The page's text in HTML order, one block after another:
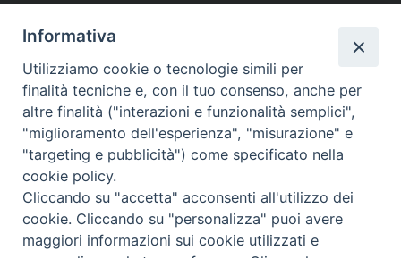
MODULISTICA
WEBMAIL
RENDICONTO 8X1000
Informativa
Utilizziamo cookie o tecnologie simili per
finalità tecniche e, con il tuo consenso, anche per
altre finalità ("interazioni e funzionalità semplici",
"miglioramento dell'esperienza", "misurazione" e
"targeting e pubblicità") come specificato nella
cookie policy.
Cliccando su "accetta" acconsenti all'utilizzo dei
cookie. Cliccando su "personalizza" puoi avere
maggiori informazioni sui cookie utilizzati e